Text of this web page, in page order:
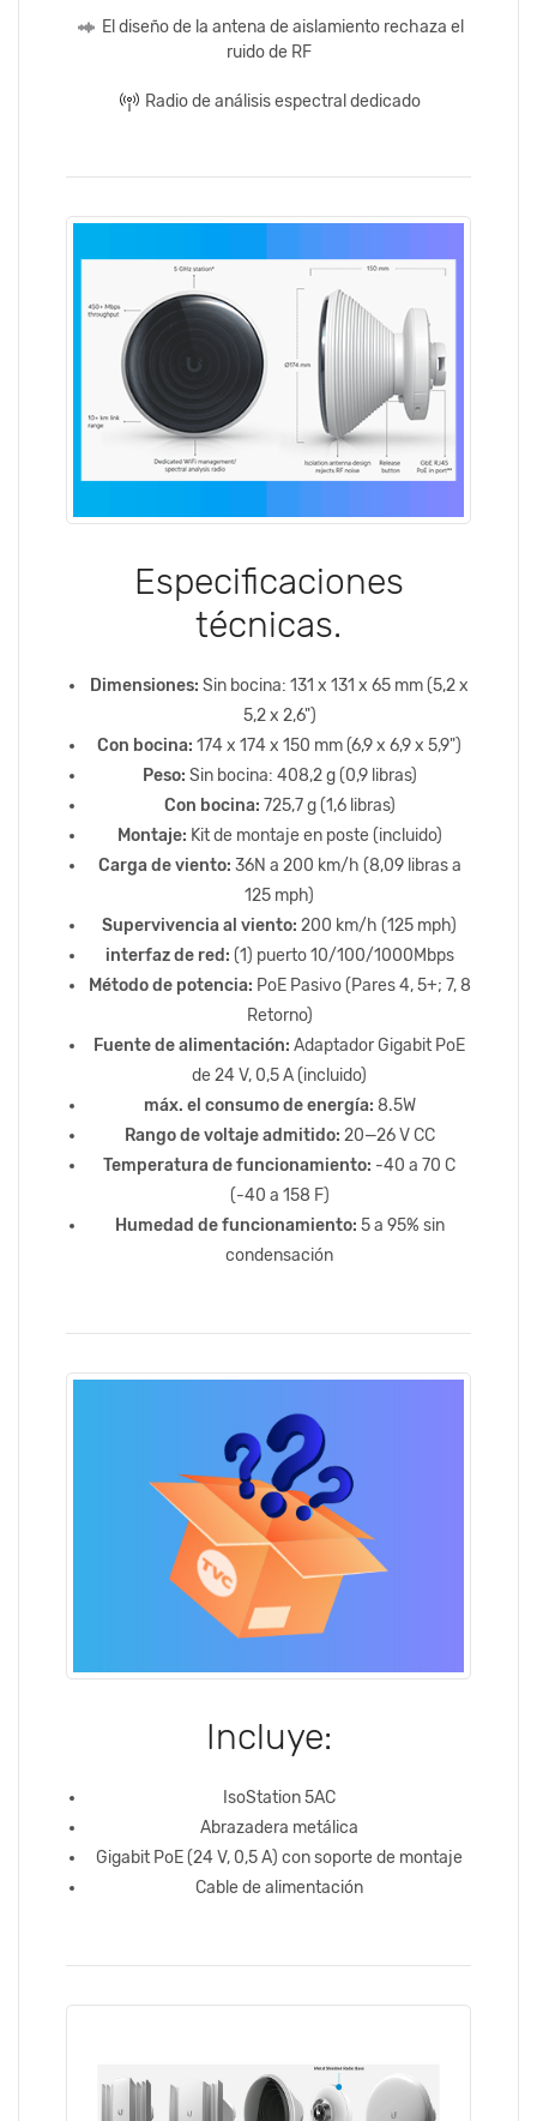
El diseño de la antena de aislamiento rechaza el
ruido de RF
Radio de análisis espectral dedicado
Especificaciones
técnicas.
Dimensiones: Sin bocina: 131 x 131 x 65 mm (5,2 x
5,2 x 2,6")
Con bocina: 174 x 174 x 150 mm (6,9 x 6,9 x 5,9")
Peso: Sin bocina: 408,2 g (0,9 libras)
Con bocina: 725,7 g (1,6 libras)
Montaje: Kit de montaje en poste (incluido)
Carga de viento: 36N a 200 km/h (8,09 libras a
125 mph)
Supervivencia al viento: 200 km/h (125 mph)
interfaz de red: (1) puerto 10/100/1000Mbps
Método de potencia: PoE Pasivo (Pares 4, 5+; 7, 8
Retorno)
Fuente de alimentación: Adaptador Gigabit PoE
de 24 V, 0,5 A (incluido)
máx. el consumo de energía: 8.5W
Rango de voltaje admitido: 20—26 V CC
Temperatura de funcionamiento: -40 a 70 C
(-40 a 158 F)
Humedad de funcionamiento: 5 a 95% sin
condensación
Incluye:
IsoStation 5AC
Abrazadera metálica
Gigabit PoE (24 V, 0,5 A) con soporte de montaje
Cable de alimentación